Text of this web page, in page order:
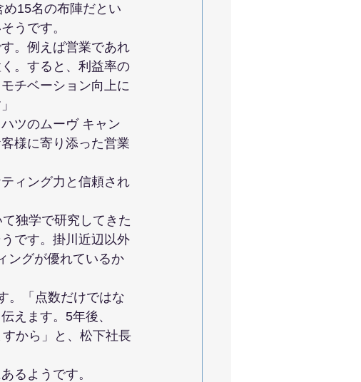
15名の布陣だとい
うです。
。例えば営業であれ
。すると、利益率の
チベーション向上に
ツのムーヴ キャン
様に寄り添った営業
ィング力と信頼され
独学で研究してきた
です。掛川近辺以外
ングが優れているか
。「点数だけではな
えます。5年後、
から」と、松下社長
るようです。